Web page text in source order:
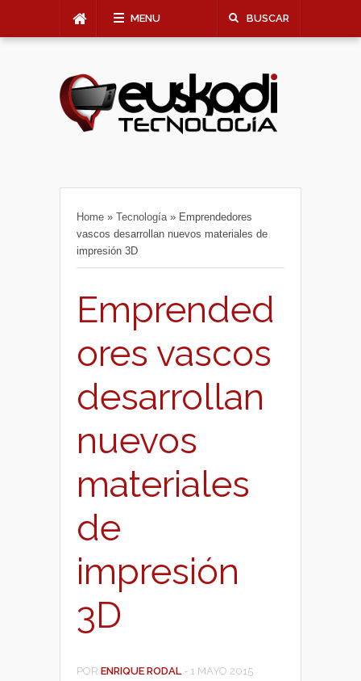
MENU BUSCAR
Home » Tecnología » Emprendedores
vascos desarrollan nuevos materiales de
impresión 3D
Emprended
ores vascos
desarrollan
nuevos
materiales
de
impresión
3D
POR ENRIQUE RODAL - 1 MAYO 2015